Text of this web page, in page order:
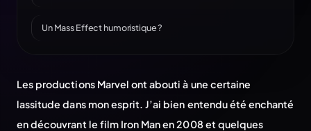
Un Mass Effect humoristique ?
Les productions Marvel ont abouti à une certaine
lassitude dans mon esprit. J’ai bien entendu été enchanté
en découvrant le film Iron Man en 2008 et quelques